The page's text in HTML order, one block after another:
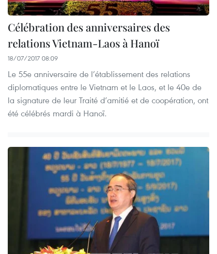
Célébration des anniversaires des
relations Vietnam-Laos à Hanoï
18/07/2017 08:09
Le 55e anniversaire de l’établissement des relations
diplomatiques entre le Vietnam et le Laos, et le 40e de
la signature de leur Traité d’amitié et de coopération, ont
été célébrés mardi à Hanoï.